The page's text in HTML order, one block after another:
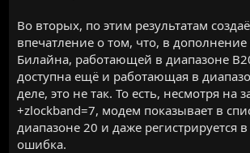
Во вторых, по этим результатам
впечатление о том, что, в дополнение
Билайна, работающей в диапазоне
доступна ещё и работающая в
деле, это не так. То есть, несмотря на
+zlockband=7, модем показывает в
диапазоне 20 и даже регистрируется
ошибка.